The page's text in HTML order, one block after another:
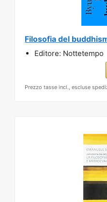
Filosofia del
Editore: Nottetempo
Prezzo tasse incl., escluse